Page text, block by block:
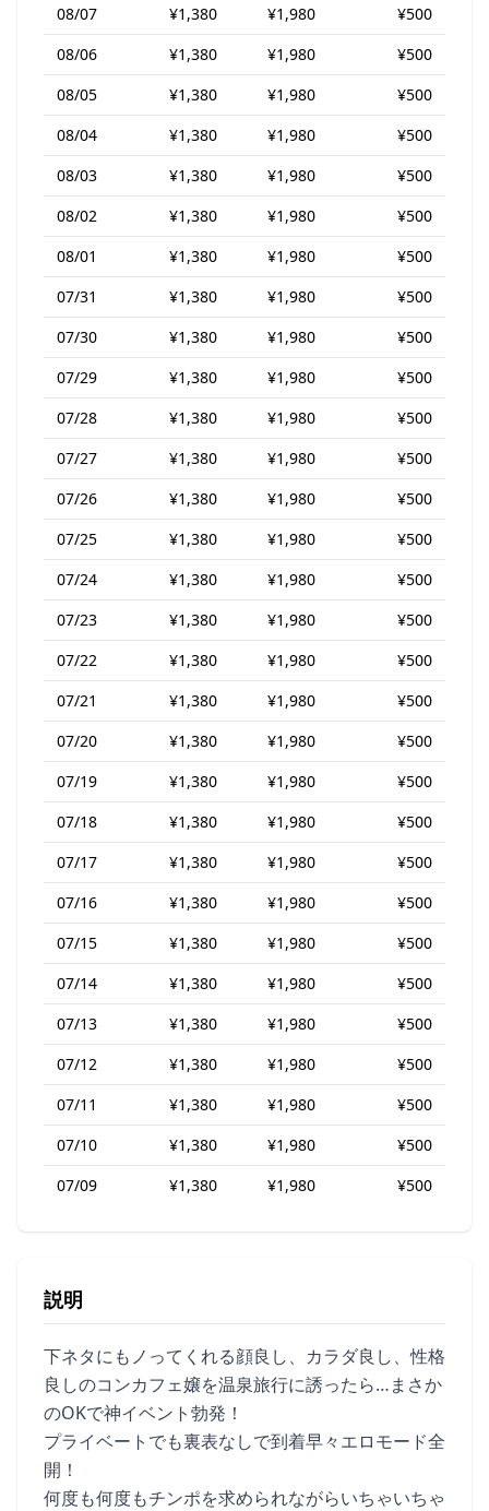
08/07 ¥1,380 ¥1,980
¥500
08/06
¥1,380 ¥1,980
¥500
08/05
¥1,380 ¥1,980
¥500
08/04
¥1,380 ¥1,980
¥500
08/03
¥1,380 ¥1,980
¥500
08/02
¥1,380 ¥1,980
¥500
08/01
¥1,380 ¥1,980
¥500
07/31
¥1,380 ¥1,980
¥500
07/30
¥1,380 ¥1,980
¥500
07/29
¥1,380 ¥1,980
¥500
07/28
¥1,380 ¥1,980
¥500
07/27
¥1,380 ¥1,980
¥500
07/26
¥1,380 ¥1,980
¥500
07/25
¥1,380 ¥1,980
¥500
07/24
¥1,380 ¥1,980
¥500
07/23
¥1,380 ¥1,980
¥500
07/22
¥1,380 ¥1,980
¥500
07/21
¥1,380 ¥1,980
¥500
07/20
¥1,380 ¥1,980
¥500
07/19
¥1,380 ¥1,980
¥500
07/18
¥1,380 ¥1,980
¥500
07/17
¥1,380 ¥1,980
¥500
07/16
¥1,380 ¥1,980
¥500
07/15
¥1,380 ¥1,980
¥500
07/14
¥1,380 ¥1,980
¥500
07/13
¥1,380 ¥1,980
¥500
07/12
¥1,380 ¥1,980
¥500
07/11
¥1,380 ¥1,980
¥500
07/10
¥1,380 ¥1,980
¥500
07/09
¥1,380 ¥1,980 ¥500
説明
下ネタにもノってくれる顔良し、カラダ良し、性格
良しのコンカフェ嬢を温泉旅行に誘ったら…まさか
のOKで神イベント勃発！
プライベートでも裏表なしで到着早々エロモード全
開！
何度も何度もチンポを求められながらいちゃいちゃ